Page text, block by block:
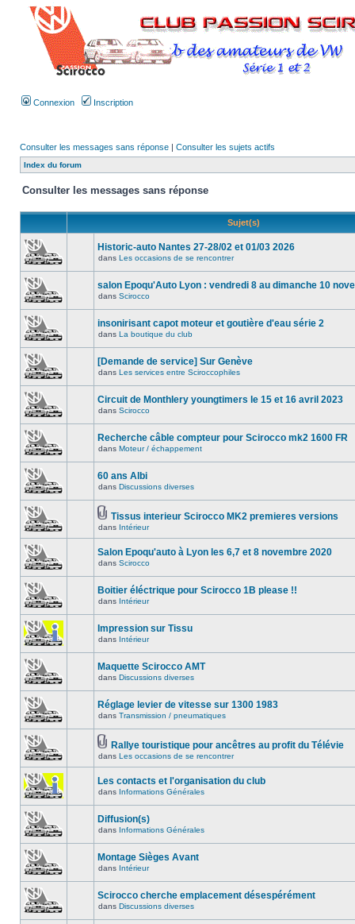
Connexion Inscription
Consulter les messages sans réponse | Consulter les sujets actifs
Index du forum
Consulter les messages sans réponse
Sujet(s)
Historic-auto Nantes 27-28/02 et 01/03 2026
dans Les occasions de se rencontrer
salon Epoqu'Auto Lyon : vendredi 8 au dimanche 10
dans Scirocco
insonirisant capot moteur et goutière d'eau série 2
dans La boutique du club
[Demande de service] Sur Genève
dans Les services entre Sciroccophiles
Circuit de Monthlery youngtimers le 15 et 16 avril 2023
dans Scirocco
Recherche câble compteur pour Scirocco mk2 1600 FR
dans Moteur / échappement
60 ans Albi
dans Discussions diverses
Tissus interieur Scirocco MK2 premieres versions
dans Intérieur
Salon Epoqu'auto à Lyon les 6,7 et 8 novembre 2020
dans Scirocco
Boitier éléctrique pour Scirocco 1B please !!
dans Intérieur
Impression sur Tissu
dans Intérieur
Maquette Scirocco AMT
dans Discussions diverses
Réglage levier de vitesse sur 1300 1983
dans Transmission / pneumatiques
Rallye touristique pour ancêtres au profit du Télévie
dans Les occasions de se rencontrer
Les contacts et l'organisation du club
dans Informations Générales
Diffusion(s)
dans Informations Générales
Montage Sièges Avant
dans Intérieur
Scirocco cherche emplacement désespérément
dans Discussions diverses